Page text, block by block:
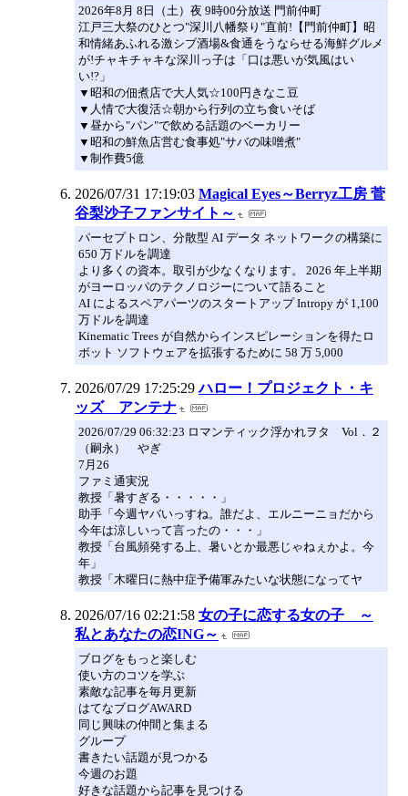
2026年8月 8日（土）夜 9時00分放送 門前仲町
江戸三大祭のひとつ"深川八幡祭り"直前!【門前仲町】昭
和情緒あふれる激シブ酒場&食通をうならせる海鮮グルメ
が!チャキチャキな深川っ子は「口は悪いが気風はい
い!?」
▼昭和の佃煮店で大人気☆100円きなこ豆
▼人情で大復活☆朝から行列の立ち食いそば
▼昼から"パン"で飲める話題のベーカリー
▼昭和の鮮魚店営む食事処"サバの味噌煮"
▼制作費5億
2026/07/31 17:19:03 Magical Eyes～Berryz工房 菅
谷梨沙子ファンサイト～
パーセプトロン、分散型 AI データ ネットワークの構築に
650 万ドルを調達
より多くの資本。取引が少なくなります。 2026 年上半期
がヨーロッパのテクノロジーについて語ること
AI によるスペアパーツのスタートアップ Intropy が 1,100
万ドルを調達
Kinematic Trees が自然からインスピレーションを得たロ
ボット ソフトウェアを拡張するために 58 万 5,000
2026/07/29 17:25:29 ハロー！プロジェクト・キ
ッズ アンテナ
2026/07/29 06:32:23 ロマンティック浮かれヲタ Vol．２
（嗣永） やぎ
7月26
ファミ通実況
教授「暑すぎる・・・・・」
助手「今週ヤバいっすね。誰だよ、エルニーニョだから
今年は涼しいって言ったの・・・」
教授「台風頻発する上、暑いとか最悪じゃねぇかよ。今
年」
教授「木曜日に熱中症予備軍みたいな状態になってヤ
2026/07/16 02:21:58 女の子に恋する女の子 ～
私とあなたの恋ING～
ブログをもっと楽しむ
使い方のコツを学ぶ
素敵な記事を毎月更新
はてなブログAWARD
同じ興味の仲間と集まる
グループ
書きたい話題が見つかる
今週のお題
好きな話題から記事を見つける